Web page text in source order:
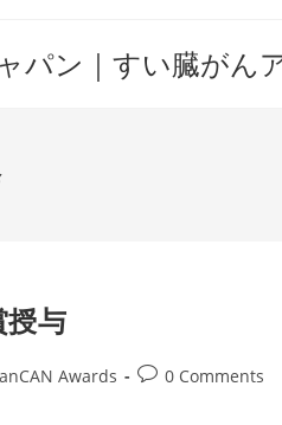
パン｜すい臓がん
与
Awards
Post0 Comments